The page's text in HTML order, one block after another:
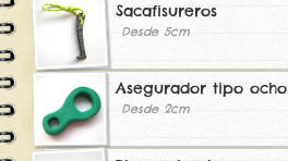
Sacafisureros
Desde 5cm
Asegurador tipo ocho
Desde 2cm